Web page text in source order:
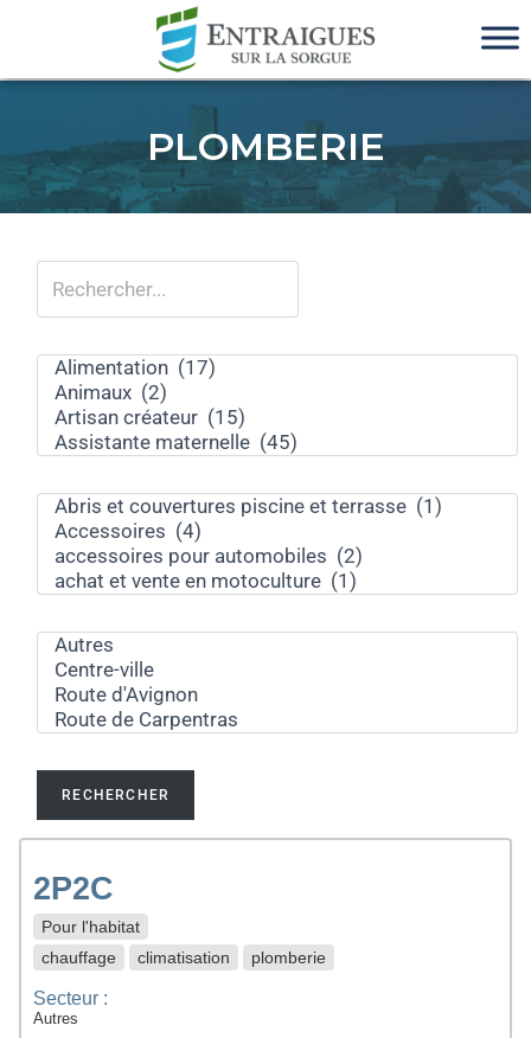
PLOMBERIE
2P2C
Pour l'habitat
chauffage
climatisation plomberie
Secteur :
Autres